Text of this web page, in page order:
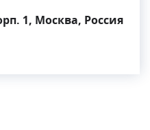
1, Москва, Россия